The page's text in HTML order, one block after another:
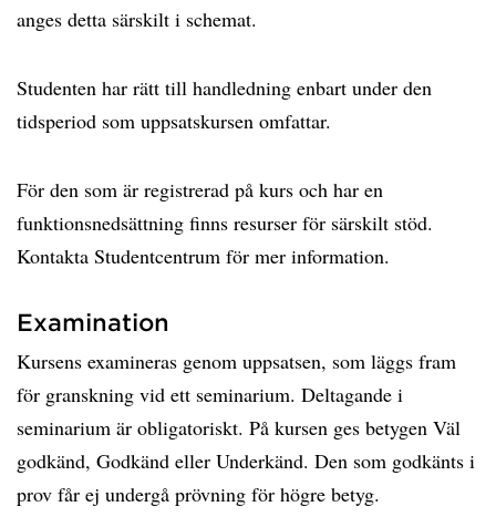
anges detta särskilt i schemat.
Studenten har rätt till handledning enbart under den
tidsperiod som uppsatskursen omfattar.
För den som är registrerad på kurs och har en
funktionsnedsättning finns resurser för särskilt stöd.
Kontakta Studentcentrum för mer information.
Examination
Kursens examineras genom uppsatsen, som läggs fram
för granskning vid ett seminarium. Deltagande i
seminarium är obligatoriskt. På kursen ges betygen Väl
godkänd, Godkänd eller Underkänd. Den som godkänts i
prov får ej undergå prövning för högre betyg.